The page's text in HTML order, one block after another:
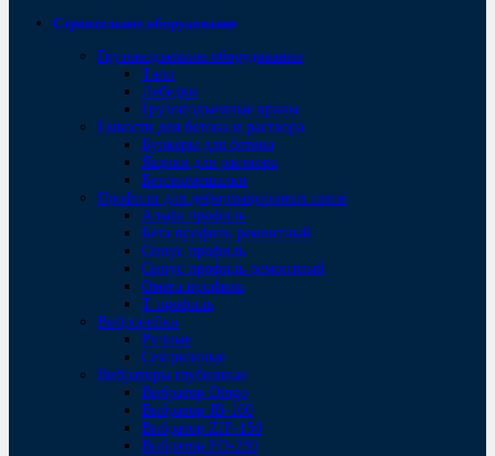
Строительное оборудование
Грузоподъемное оборудование
Тали
Лебедки
Грузоподъемные краны
Емкости для бетона и раствора
Бункеры для бетона
Ящики для раствора
Бетономешалки
Профили для деформационных швов
Альфа профиль
Бета профиль ремонтный
Синус профиль
Синус профиль ремонтный
Омега профиль
Т профиль
Виброрейки
Ручные
Секционные
Вибраторы глубинные
Вибратор Dingo
Вибратор JB-160
Вибратор ZIP-150
Bибратор FO-230